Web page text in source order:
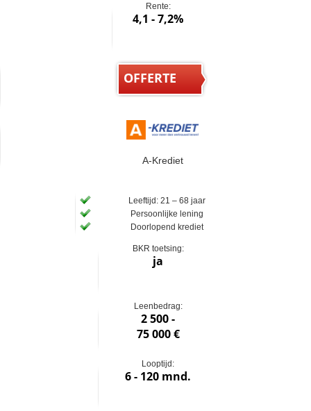
Rente:
4,1 - 7,2%
OFFERTE
A-Krediet
Leeftijd: 21 – 68 jaar
Persoonlijke lening
Doorlopend krediet
BKR toetsing:
ja
Leenbedrag:
2 500 -
75 000 €
Looptijd:
6 - 120 mnd.